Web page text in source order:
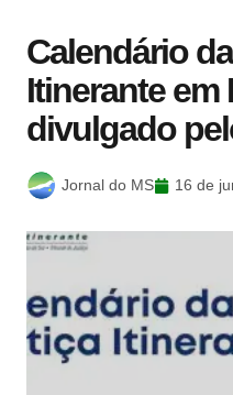
Calendário
Itinerante em
divulgado
Jornal do MS 16 de